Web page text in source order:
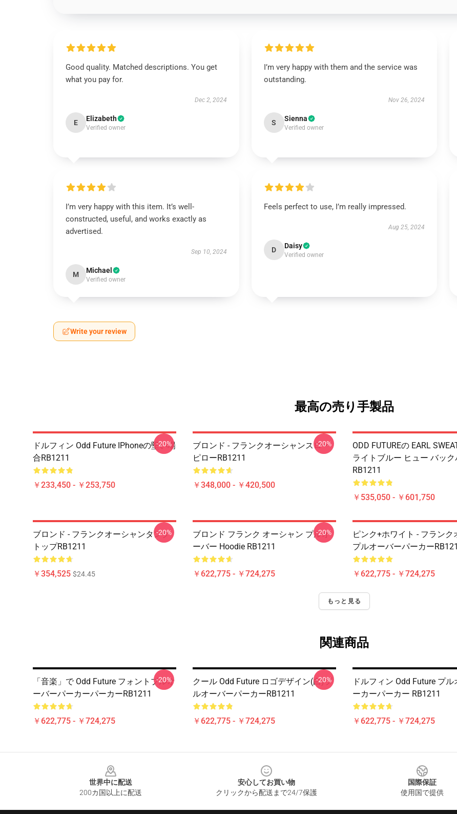
Good quality. Matched descriptions. You get
what you pay for.
Dec 2, 2024
E Elizabeth
Verified owner
I’m very happy with them and the service was
outstanding.
Nov 26, 2024
S Sienna
Verified owner
I’m very happy with this item. It’s well-
constructed, useful, and works exactly as
advertised.
Sep 10, 2024
M Michael
Verified owner
Feels perfect to use, I’m really impressed.
Aug 25, 2024
D Daisy
Verified owner
Write your review
最高の売り手製品
ドルフィン Odd Future IPhoneの堅い場
合RB1211
￥233,450 - ￥253,750
-20%
ブロンド - フランクオーシャンスロー
ピローRB1211
￥348,000 - ￥420,500
-20%
ODD FUTUREの EARL
ライトブルー ヒュー バック
RB1211
￥535,050 - ￥601,750
ブロンド - フランクオーシャンタンク
トップRB1211
￥354,525 $24.45
-20%
ブロンド フランク オーシャン プルオ
ーバー Hoodie RB1211
￥622,775 - ￥724,275
-20%
ピンク+ホワイト - フランク
プルオーバーパーカー
￥622,775 - ￥724,275
もっと見る
関連商品
「音楽」で Odd Future フォントプルオ
ーバーパーカーパーカーRB1211
￥622,775 - ￥724,275
-20%
クール Odd Future ロゴデザイン(白)プ
ルオーバーパーカーRB1211
￥622,775 - ￥724,275
-20%
ドルフィン Odd Future プ
ーカーパーカー RB1211
￥622,775 - ￥724,275
世界中に配送
200カ国以上に配送
安心してお買い物
クリックから配送まで24/7保護
国際保証
使用国で提供